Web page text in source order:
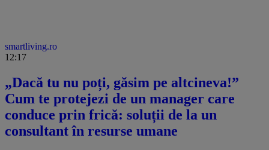
smartliving.ro
12:17
„Dacă tu nu poți, găsim pe altcineva!”
Cum te protejezi de un manager care
conduce prin frică: soluții de la un
consultant în resurse umane